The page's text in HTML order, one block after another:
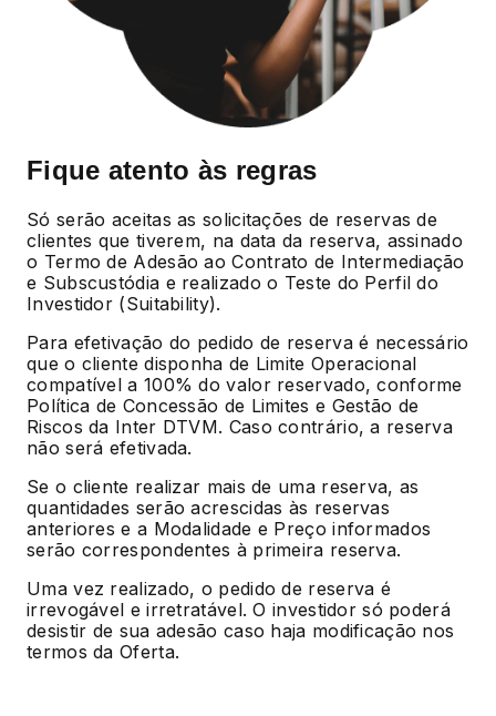
Fique atento às regras
Só serão aceitas as solicitações de reservas de
clientes que tiverem, na data da reserva, assinado
o Termo de Adesão ao Contrato de Intermediação
e Subscustódia e realizado o Teste do Perfil do
Investidor (Suitability).
Para efetivação do pedido de reserva é necessário
que o cliente disponha de Limite Operacional
compatível a 100% do valor reservado, conforme
Política de Concessão de Limites e Gestão de
Riscos da Inter DTVM. Caso contrário, a reserva
não será efetivada.
Se o cliente realizar mais de uma reserva, as
quantidades serão acrescidas às reservas
anteriores e a Modalidade e Preço informados
serão correspondentes à primeira reserva.
Uma vez realizado, o pedido de reserva é
irrevogável e irretratável. O investidor só poderá
desistir de sua adesão caso haja modificação nos
termos da Oferta.